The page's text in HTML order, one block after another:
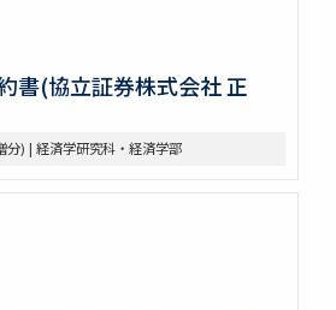
書(協立証券株式会社 正
分) | 経済学研究科・経済学部